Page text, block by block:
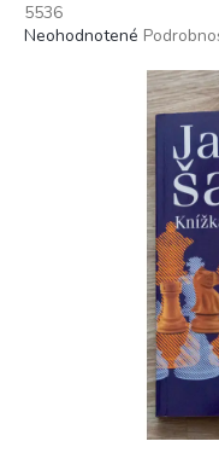
5536
Priemerné
Neohodnotené